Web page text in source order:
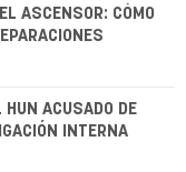
ASCENSOR: CÓMO
ACUSADO DE
INTERNA